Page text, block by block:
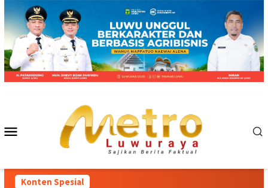
Loncat
ke
konten
Mobile
Konten Spesial